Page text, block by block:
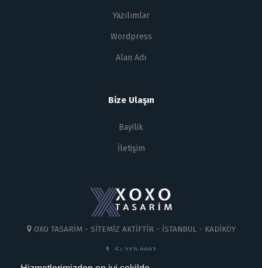
Yazılımlar
Wordpress
Alan Adı
Bize Ulaşın
Bayilik
İletişim
OXO TASARİM - SİTEMİZ AKTİFTİR - İSTANBUL - KADİKÖY
5423749997